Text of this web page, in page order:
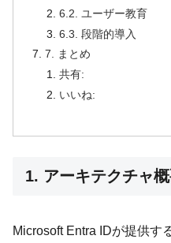
6.2. ユーザー教育
6.3. 段階的導入
7. まとめ
共有:
いいね:
1. アーキテクチャ
Microsoft Entra IDが提供す